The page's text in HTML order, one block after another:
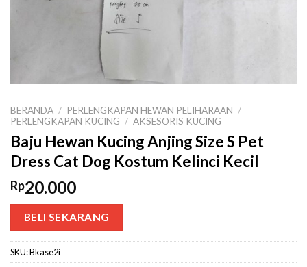
BERANDA / PERLENGKAPAN HEWAN PELIHARAAN /
PERLENGKAPAN KUCING / AKSESORIS KUCING
Baju Hewan Kucing Anjing Size S Pet
Dress Cat Dog Kostum Kelinci Kecil
Rp20.000
BELI SEKARANG
SKU:Bkase2i